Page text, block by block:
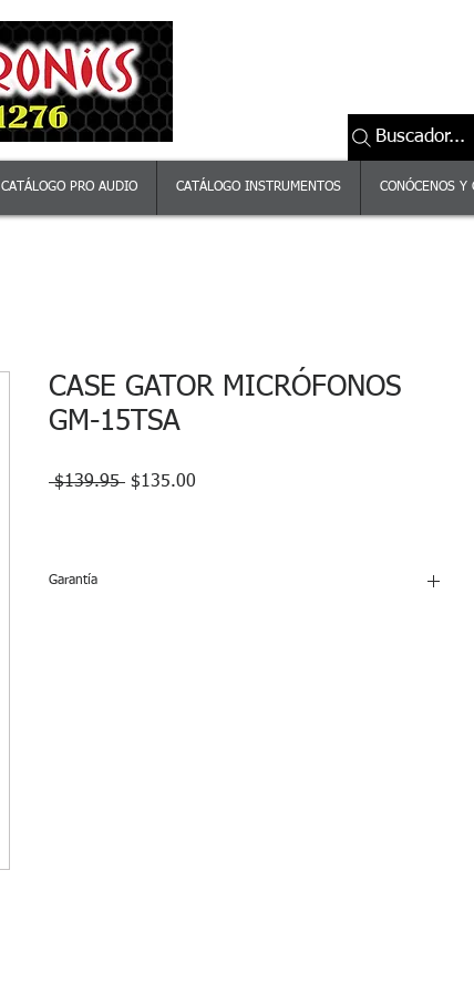
Buscador...
CATÁLOGO PRO AUDIO CATÁLOGO INSTRUMENTOS CONÓCENOS Y
CASE GATOR MICRÓFONOS
GM-15TSA
$139.95 Precio
$135.00
Garantía